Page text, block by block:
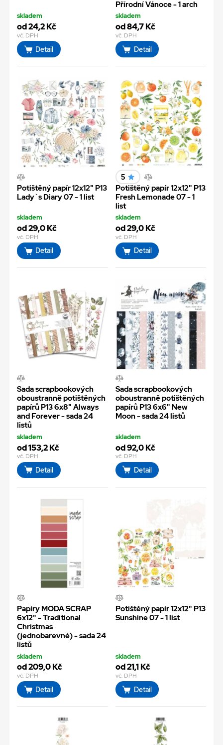
skladem
od 24,2 Kč
vč. DPH
Detail
Přírodní Vánoce - 1 arch
skladem
od 84,7 Kč
vč. DPH
Detail
Potištěný papír 12x12" P13
Lady´s Diary 07 - 1 list
skladem
od 29,0 Kč
vč. DPH
Detail
5
Potištěný papír 12x12" P13
Fresh Lemonade 07 - 1
list
skladem
od 29,0 Kč
vč. DPH
Detail
Sada scrapbookových
oboustranně potištěných
papírů P13 6x8" Always
and Forever - sada 24
listů
skladem
od 153,2 Kč
vč. DPH
Detail
Sada scrapbookových
oboustranně potištěných
papírů P13 6x6" New
Moon - sada 24 listů
skladem
od 92,0 Kč
vč. DPH
Detail
Papíry MODA SCRAP
6x12" - Traditional
Christmas
(jednobarevné) - sada 24
listů
skladem
od 209,0 Kč
vč. DPH
Detail
Potištěný papír 12x12" P13
Sunshine 07 - 1 list
skladem
od 21,1 Kč
vč. DPH
Detail